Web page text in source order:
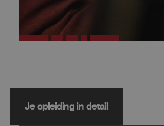
Je opleiding in detail